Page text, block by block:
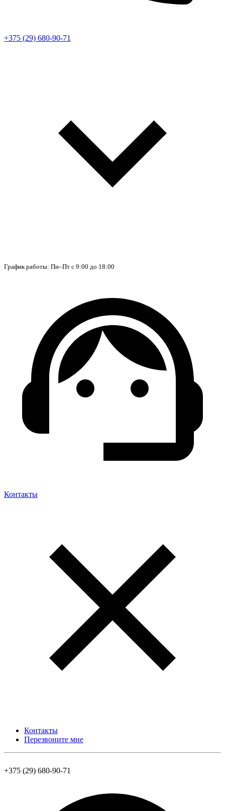
+375 (29) 680-90-71
График работы: Пн–Пт с 9:00 до 18:00
Контакты
Контакты
Перезвоните мне
+375 (29) 680-90-71